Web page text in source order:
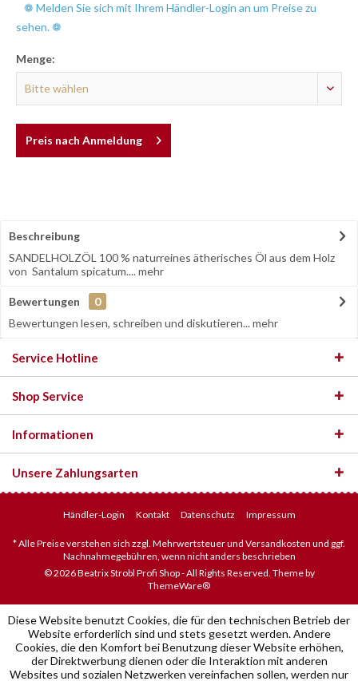
❁ Melden Sie sich mit Ihrem Händler-Login an um Preise zu
sehen. ❁
Menge:
Preis nach Anmeldung
Beschreibung
SANDELHOLZÖL 100 % naturreines ätherisches Öl aus dem Holz
von Santalum spicatum....mehr
Bewertungen
0
Bewertungen lesen, schreiben und diskutieren...mehr
Service Hotline
Shop Service
Informationen
Unsere Zahlungsarten
Händler-Login Kontakt Datenschutz Impressum
* Alle Preise verstehen sich zzgl. Mehrwertsteuer und Versandkosten und ggf.
Nachnahmegebühren, wenn nicht anders beschrieben
© 2026 Beatrix Strobl Profi Shop - All Rights Reserved. Theme by
ThemeWare®
Diese Website benutzt Cookies, die für den technischen Betrieb der
Website erforderlich sind und stets gesetzt werden. Andere
Cookies, die den Komfort bei Benutzung dieser Website erhöhen,
der Direktwerbung dienen oder die Interaktion mit anderen
Websites und sozialen Netzwerken vereinfachen sollen, werden nur